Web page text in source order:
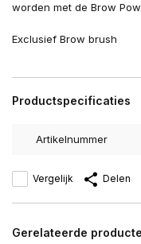
worden met de Brow
Exclusief Brow brush
Productspecificaties
Artikelnummer
Vergelijk Delen
Gerelateerde